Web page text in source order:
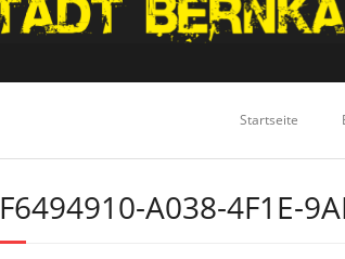
Startseite
F6494910-A038-4F1E-